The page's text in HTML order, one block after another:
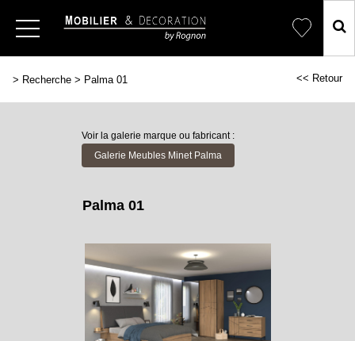
> Recherche > Palma 01 << Retour
Voir la galerie marque ou fabricant :
Galerie Meubles Minet Palma
Palma 01